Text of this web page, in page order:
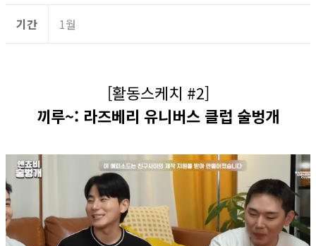
기간 1월
[활동스케치 #2]
끼루~: 라즈베리 유니버스 클럽 술벙개